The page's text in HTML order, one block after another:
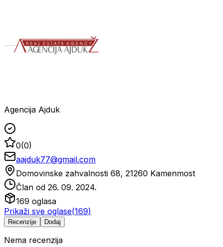
Agencija Ajduk
0(0)
aajduk77@gmail.com
Domovinske zahvalnosti 68, 21260 Kamenmost
Član od 26. 09. 2024.
169 oglasa
Prikaži sve oglase(169)
Recenzije Dodaj
Nema recenzija